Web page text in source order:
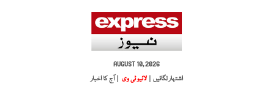
AUGUST 10, 2026
اشتہار لگائیں |
لائیو ٹی وی | آج کا اخبار